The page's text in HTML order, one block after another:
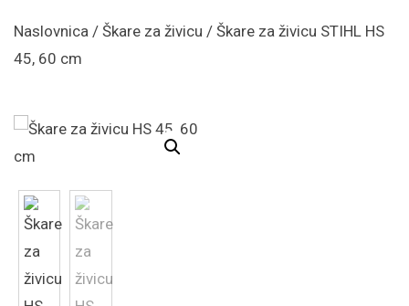
Naslovnica / Škare za živicu / Škare za živicu STIHL HS
45, 60 cm